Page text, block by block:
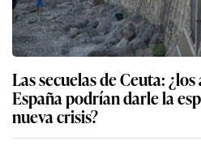
Las secuelas de Ceuta:
España podrían darle la
nueva crisis?